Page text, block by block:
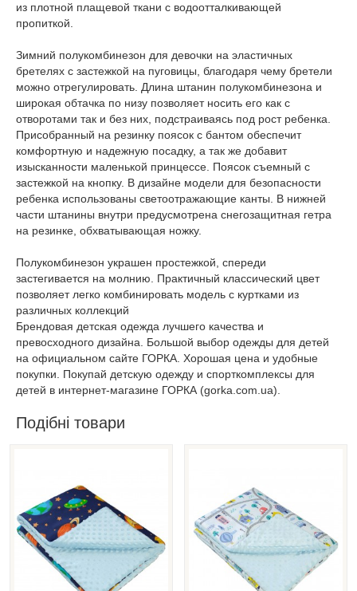
из плотной плащевой ткани с водоотталкивающей
пропиткой.
Зимний полукомбинезон для девочки на эластичных
бретелях с застежкой на пуговицы, благодаря чему бретели
можно отрегулировать. Длина штанин полукомбинезона и
широкая обтачка по низу позволяет носить его как с
отворотами так и без них, подстраиваясь под рост ребенка.
Присобранный на резинку поясок с бантом обеспечит
комфортную и надежную посадку, а так же добавит
изысканности маленькой принцессе. Поясок съемный с
застежкой на кнопку. В дизайне модели для безопасности
ребенка использованы светоотражающие канты. В нижней
части штанины внутри предусмотрена снегозащитная гетра
на резинке, обхватывающая ножку.
Полукомбинезон украшен простежкой, спереди
застегивается на молнию. Практичный классический цвет
позволяет легко комбинировать модель с куртками из
различных коллекций
Брендовая детская одежда лучшего качества и
превосходного дизайна. Большой выбор одежды для детей
на официальном сайте ГОРКА. Хорошая цена и удобные
покупки. Покупай детскую одежду и спорткомплексы для
детей в интернет-магазине ГОРКА (gorka.com.ua).
Подібні товари